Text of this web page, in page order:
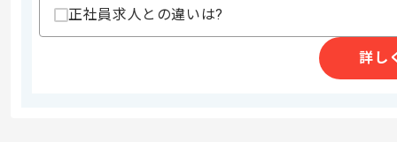
スキルに不安がある方へ
上記に似た経験やスキルをお持ちであれば
正社員求人との違いは?
詳し